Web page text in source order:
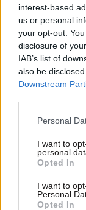
interest-based
us or personal
your opt-out.
disclosure of
IAB’s list of
also be
Downstream
Please note
not limited to
grant or deny
use your data
consent section.
Personal
I want to
personal
Opted In
I want to
Personal
Opted In
Super League: